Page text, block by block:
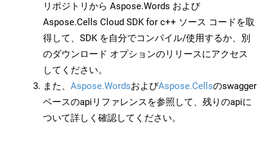
リポジトリから Aspose.Words および
Aspose.Cells Cloud SDK for c++ ソース コードを取
得して、SDK を自分でコンパイル/使用するか、別
のダウンロード オプションのリリースにアクセス
してください。
また、 Aspose.WordsおよびAspose.Cellsのswagger
ベースのapiリファレンスを参照して、残りのapiに
ついて詳しく確認してください。